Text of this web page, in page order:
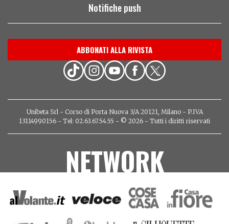
Notifiche push
ABBONATI ALLA RIVISTA
Unibeta Srl - Corso di Porta Nuova 3/A 20121, Milano - P.IVA
13114990156 - Tel: 02.63.67.54.55 - © 2026 - Tutti i diritti riservati
NETWORK